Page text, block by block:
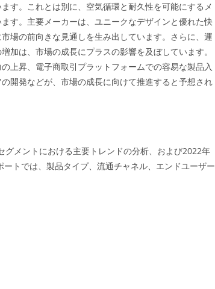
す。これとは別に、空気循環と耐久性を可能にするメ
す。主要メーカーは、ユニークなデザインと優れた快
場の前向きな見通しを生み出しています。さらに、運
加は、市場の成長にプラスの影響を及ぼしています。
上昇、電子商取引プラットフォームでの容易な製品入
開発などが、市場の成長に向けて推進すると予想され
メントにおける主要トレンドの分析、および2022年
トでは、製品タイプ、流通チャネル、エンドユーザー